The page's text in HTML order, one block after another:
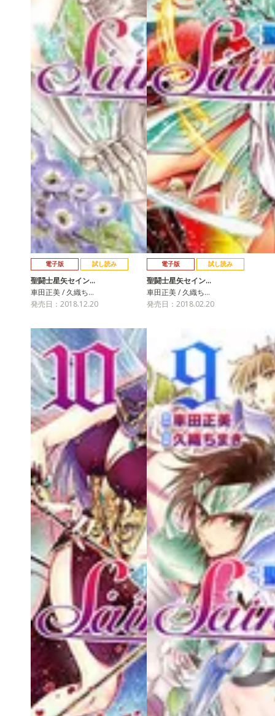
電子版 試し読み
聖闘士星矢セイン…
車田正美 / 久織ち…
発売日：2018.12.20
電子版 試し読み
聖闘士星矢セイン…
車田正美 / 久織ち…
発売日：2018.02.20